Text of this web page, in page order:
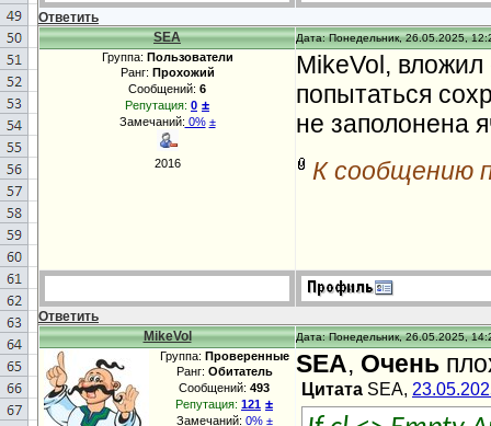
ТrueExit
Ответить
SEA
Дата: Понедельник, 26.05.2025,
Группа: Пользователи
Ранг: Прохожий
Сообщений: 6
Репутация: 0 ±
Замечаний: 0% ±
2016
MikeVol,
попытаться
не заполонена
К сообщению
Ответить
MikeVol
Дата: Понедельник, 26.05.2025,
Группа: Проверенные
Ранг: Обитатель
Сообщений: 493
Репутация: 121 ±
Замечаний: 0% ±
SEA, Очень
Цитата SEA,